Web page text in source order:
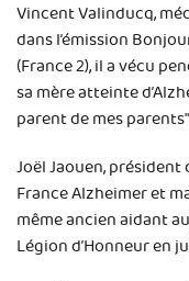
Vincent Valinducq,
dans l’émission
(France 2), il a vécu
sa mère atteinte
parent de mes
Joël Jaouen,
France Alzheimer et
même ancien aidant
Légion d’Honneur en